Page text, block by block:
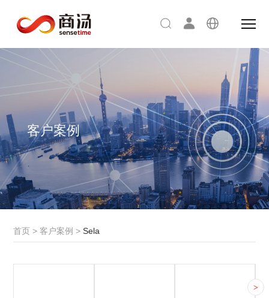
客户案例
首页 >客户案例 >Sela
>